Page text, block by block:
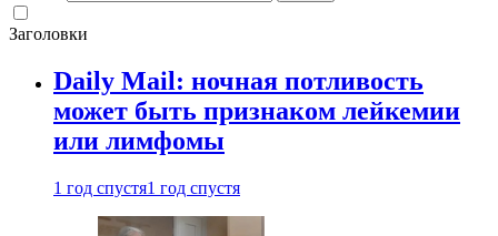
Заголовки
Daily Mail: ночная потливость
может быть признаком лейкемии
или лимфомы
1 год спустя1 год спустя